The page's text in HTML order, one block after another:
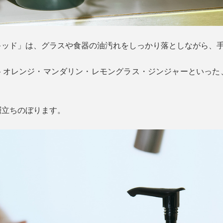
ド」は、グラスや食器の油汚れをしっかり落としながら、
レンジ・マンダリン・レモングラス・ジンジャーといっ
ちのぼります。